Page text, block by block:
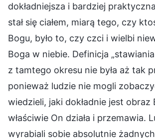
dokładniejsza i bardziej
stał się ciałem, miarą tego, czy
Bogu, było to, czy czci i wielbi
Boga w niebie. Definicja
z tamtego okresu nie była aż tak
ponieważ ludzie nie mogli
wiedzieli, jaki dokładnie jest obraz
właściwie On działa i przemawia.
wyrabiali sobie absolutnie